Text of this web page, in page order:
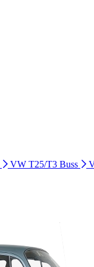
VW T25/T3 Buss